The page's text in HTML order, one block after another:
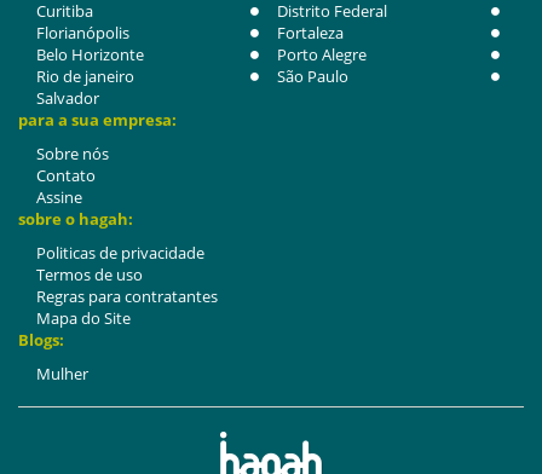
Curitiba
Distrito Federal
Florianópolis
Fortaleza
Belo Horizonte
Porto Alegre
Rio de janeiro
São Paulo
Salvador
para a sua empresa:
Sobre nós
Contato
Assine
sobre o hagah:
Politicas de privacidade
Termos de uso
Regras para contratantes
Mapa do Site
Blogs:
Mulher